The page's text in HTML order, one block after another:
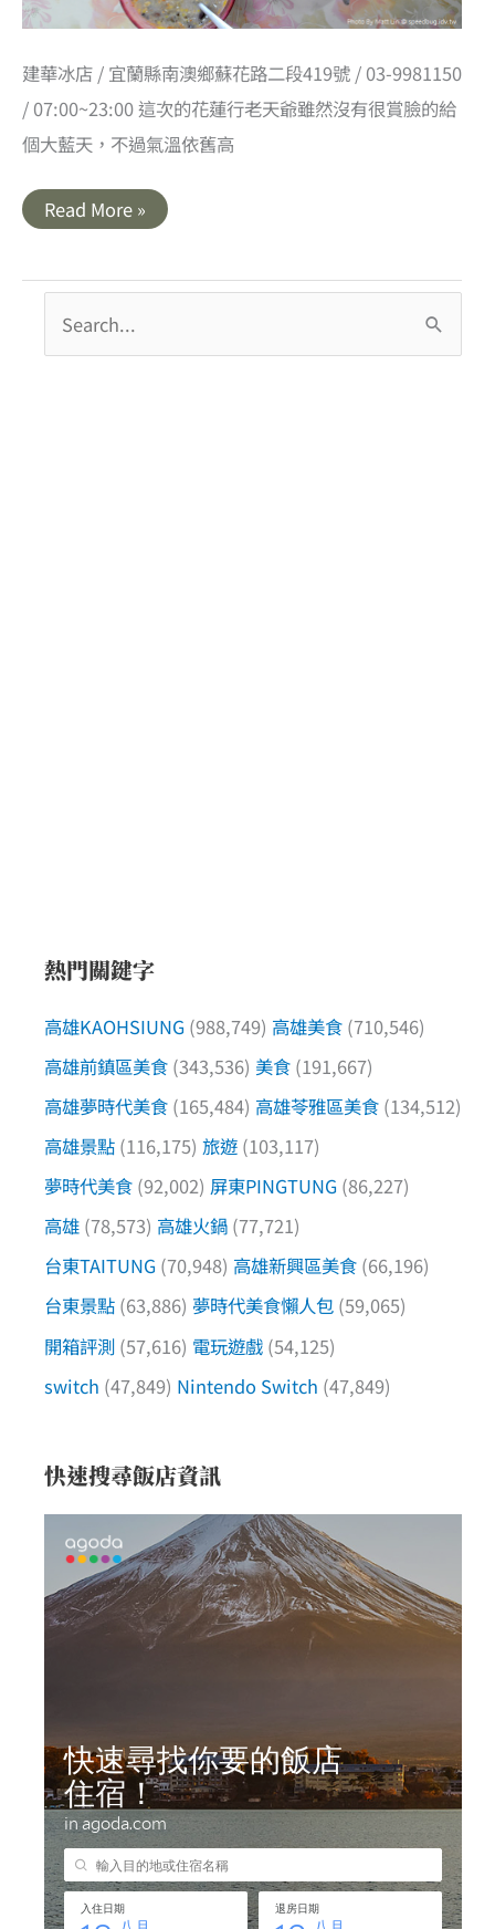
建華冰店 / 宜蘭縣南澳鄉蘇花路二段419號 / 03-9981150
/ 07:00~23:00 這次的花蓮行老天爺雖然沒有很賞臉的給
個大藍天，不過氣溫依舊高
【宜
蘭
60
年
建
Read More »
熱門關鍵字
高雄KAOHSIUNG (988,749) 高雄美食 (710,546)
高雄前鎮區美食 (343,536) 美食 (191,667)
高雄夢時代美食 (165,484) 高雄苓雅區美食 (134,512)
高雄景點 (116,175) 旅遊 (103,117)
夢時代美食 (92,002) 屏東PINGTUNG (86,227)
高雄 (78,573) 高雄火鍋 (77,721)
台東TAITUNG (70,948) 高雄新興區美食 (66,196)
台東景點 (63,886) 夢時代美食懶人包 (59,065)
開箱評測 (57,616) 電玩遊戲 (54,125)
switch (47,849) Nintendo Switch (47,849)
快速搜尋飯店資訊